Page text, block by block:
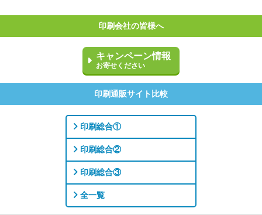
印刷会社の皆様へ
キャンペーン情報
お寄せください
印刷通販サイト比較
印刷総合①
印刷総合②
印刷総合③
全一覧